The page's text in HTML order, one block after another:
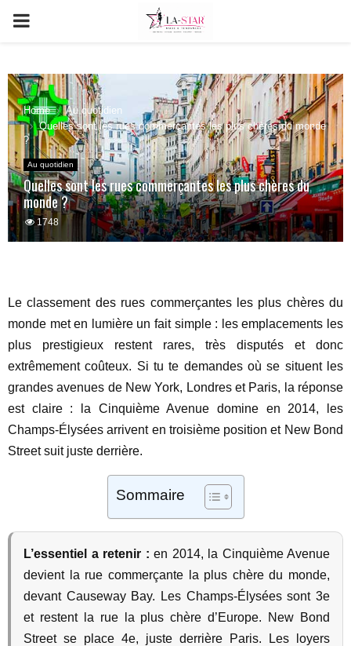
PRIMARY
Home
Au quotidien
Quelles sont les rues commerçantes les plus chères du monde
?
Au quotidien
Quelles sont les rues commerçantes les plus chères du
monde ?
1748
Le classement des rues commerçantes les plus chères du
monde met en lumière un fait simple : les emplacements les
plus prestigieux restent rares, très disputés et donc
extrêmement coûteux. Si tu te demandes où se situent les
grandes avenues de New York, Londres et Paris, la réponse
est claire : la Cinquième Avenue domine en 2014, les
Champs-Élysées arrivent en troisième position et New Bond
Street suit juste derrière.
Sommaire
L’essentiel a retenir : en 2014, la Cinquième Avenue
devient la rue commerçante la plus chère du monde,
devant Causeway Bay. Les Champs-Élysées sont 3e
et restent la rue la plus chère d’Europe. New Bond
Street se place 4e, juste derrière Paris. Les loyers